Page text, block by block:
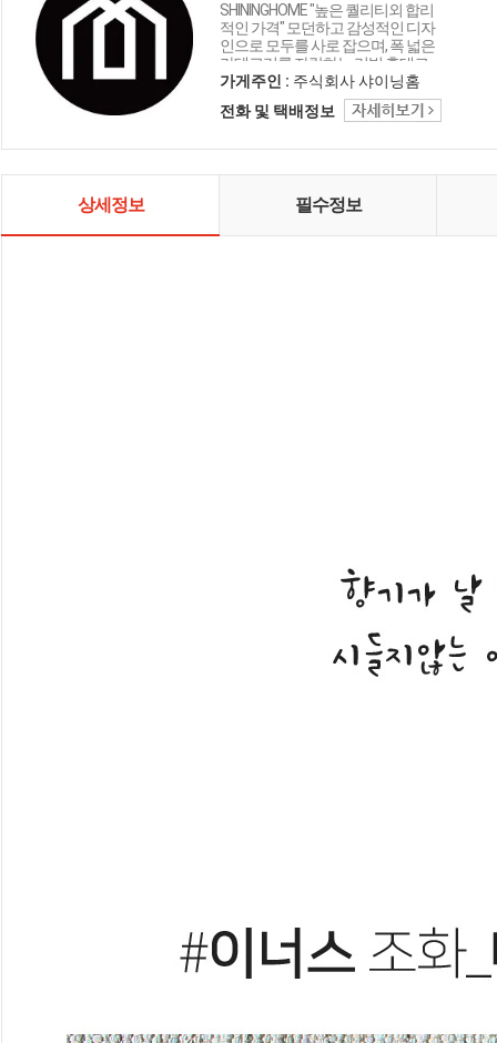
SHININGHOME "높은 퀄리티외 합리
적인 가격" 모던하고 감성적인 디자
인으로 모두를 사로 잡으며, 폭 넓은
카테고리를 자랑하는 리빙 홈데코
인테리어 샤이닝홈입니다.
가게주인 : 주식회사 샤이닝홈
전화 및 택배정보
상세정보 필수정보